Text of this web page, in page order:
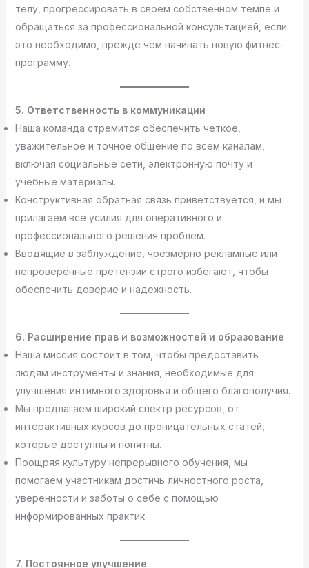
телу, прогрессировать в своем собственном темпе и
обращаться за профессиональной консультацией, если
это необходимо, прежде чем начинать новую фитнес-
программу.
5. Ответственность в коммуникации
Наша команда стремится обеспечить четкое,
уважительное и точное общение по всем каналам,
включая социальные сети, электронную почту и
учебные материалы.
Конструктивная обратная связь приветствуется, и мы
прилагаем все усилия для оперативного и
профессионального решения проблем.
Вводящие в заблуждение, чрезмерно рекламные или
непроверенные претензии строго избегают, чтобы
обеспечить доверие и надежность.
6. Расширение прав и возможностей и образование
Наша миссия состоит в том, чтобы предоставить
людям инструменты и знания, необходимые для
улучшения интимного здоровья и общего благополучия.
Мы предлагаем широкий спектр ресурсов, от
интерактивных курсов до проницательных статей,
которые доступны и понятны.
Поощряя культуру непрерывного обучения, мы
помогаем участникам достичь личностного роста,
уверенности и заботы о себе с помощью
информированных практик.
7. Постоянное улучшение